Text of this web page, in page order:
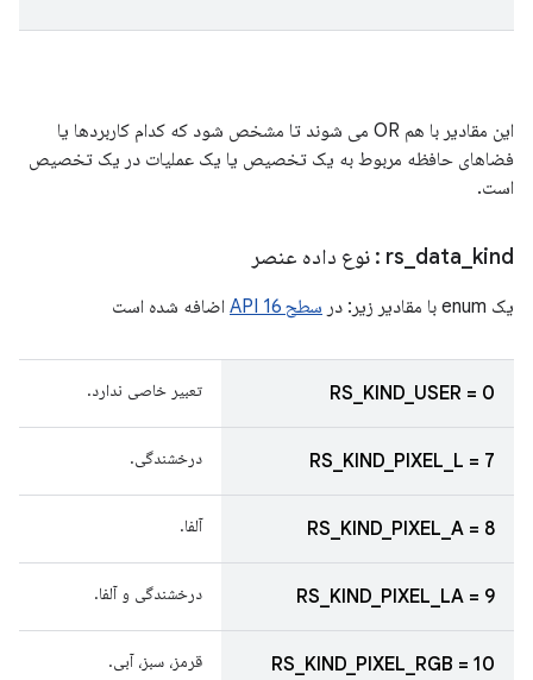
این مقادیر با هم OR می شوند تا مشخص شود که کدام کاربردها یا
فضاهای حافظه مربوط به یک تخصیص یا یک عملیات در یک تخصیص
است.
rs data kind : نوع داده عنصر
یک enum با مقادیر زیر: در سطح 16 API اضافه شده است
RS_KIND_USER = 0 تعبیر خاصی ندارد.
RS_KIND_PIXEL_L = 7 درخشندگی.
RS_KIND_PIXEL_A = 8 آلفا.
RS_KIND_PIXEL_LA = 9 درخشندگی و آلفا.
RS_KIND_PIXEL_RGB = 10 قرمز، سبز، آبی.